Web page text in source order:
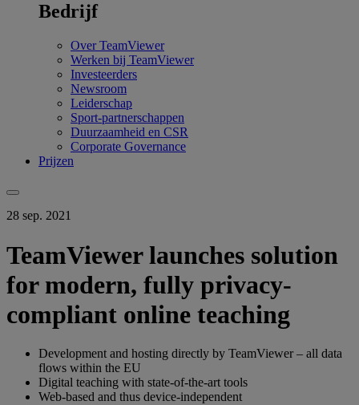
Bedrijf
Over TeamViewer
Werken bij TeamViewer
Investeerders
Newsroom
Leiderschap
Sport-partnerschappen
Duurzaamheid en CSR
Corporate Governance
Prijzen
28 sep. 2021
TeamViewer launches solution
for modern, fully privacy-
compliant online teaching
Development and hosting directly by TeamViewer – all data
flows within the EU
Digital teaching with state-of-the-art tools
Web-based and thus device-independent